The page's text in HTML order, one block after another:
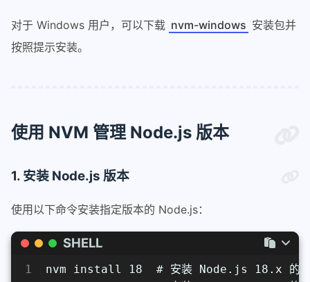
对于 Windows 用户，可以下载 nvm-windows 安装包并
按照提示安装。
使用 NVM 管理 Node.js 版本
1. 安装 Node.js 版本
使用以下命令安装指定版本的 Node.js：
SHELL
1
nvm install 18  # 安装 Node.js 18.x 的最